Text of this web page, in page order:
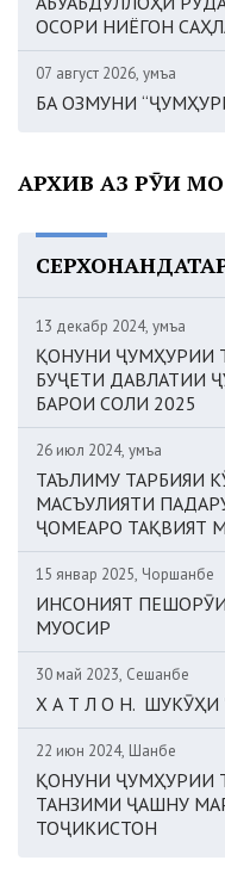
ОСОРИ НИЁГОН
07 август 2026, Ҷумъа
БА ОЗМУНИ
АРХИВ АЗ РӮИ МОҲ
13 декабр 2024, Ҷумъа
ҚОНУНИ ҶУМҲУРИИ
БУҶЕТИ ДАВЛАТИИ
БАРОИ СОЛИ 2025
26 июл 2024, Ҷумъа
ТАЪЛИМУ ТАРБИЯИ
МАСЪУЛИЯТИ
ҶОМЕАРО ТАҚВИЯТ
15 январ 2025, Чоршанбе
ИНСОНИЯТ
МУОСИР
30 май 2023, Сешанбе
Х А Т Л О Н. ШУКӮҲИ
22 июн 2024, Шанбе
ҚОНУНИ ҶУМҲУРИИ
ТАНЗИМИ ҶАШНУ
ТОҶИКИСТОН